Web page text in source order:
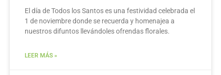
El día de Todos los Santos es una festividad celebrada el
1 de noviembre donde se recuerda y homenajea a
nuestros difuntos llevándoles ofrendas florales.
LEER MÁS »